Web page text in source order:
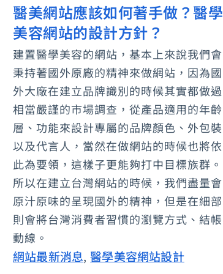
醫美網站應該如何著手做？醫學
美容網站的設計方針？
建置醫學美容的網站，基本上來說我們會
秉持著國外原廠的精神來做網站，因為國
外大廠在建立品牌識別的時候其實都做過
相當嚴謹的市場調查，從產品適用的年齡
層、功能來設計專屬的品牌顏色、外包裝
以及代言人，當然在做網站的時候也將依
此為要領，這樣子更能夠打中目標族群。
所以在建立台灣網站的時候，我們盡量會
原汁原味的呈現國外的精神，但是在細部
則會將台灣消費者習慣的瀏覽方式、結帳
動線。
網站最新消息,醫學美容網站設計
醫
美
網
站
應
該
如
何
著
手
做？
醫
學
美